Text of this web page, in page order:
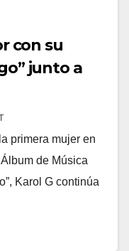
con su
junto a
primera mujer en
de Música
Karol G continúa